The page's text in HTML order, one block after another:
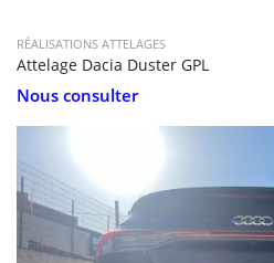
RÉALISATIONS ATTELAGES
Attelage Dacia Duster GPL
Nous consulter